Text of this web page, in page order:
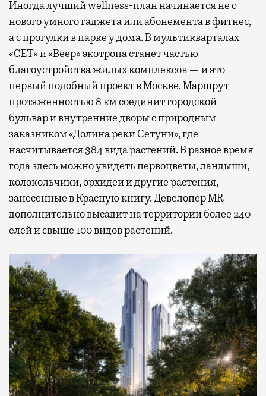
Иногда лучший wellness-план начинается не с
нового умного гаджета или абонемента в фитнес,
а с прогулки в парке у дома. В мультикварталах
«СЕТ» и «Веер» экотропа станет частью
благоустройства жилых комплексов — и это
первый подобный проект в Москве. Маршрут
протяженностью 8 км соединит городской
бульвар и внутренние дворы с природным
заказником «Долина реки Сетуни», где
насчитывается 384 вида растений. В разное время
года здесь можно увидеть первоцветы, ландыши,
колокольчики, орхидеи и другие растения,
занесенные в Красную книгу. Девелопер MR
дополнительно высадит на территории более 240
елей и свыше 100 видов растений.